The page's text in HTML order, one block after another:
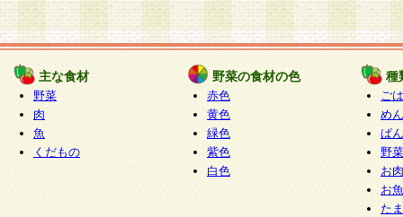
4.本規約は、会員登録希望者による会員登録手続
の当社による会員登録の承認が完了した時点で会
たものとみなされ、会員に対して適用されるもの
5.当社がお聞きする個人情報は、すべて会員登録
で提 供いただいたものと考えております。従っ
自らの個人情報の提供を希望されない場合には、
をお預かりいたしません が、提供されないこと
商品やサービス等をご利用いただけない場合があ
了承ください。
主な食材
野菜
肉
魚
くだもの
野菜の食材の色
赤色
黄色
緑色
紫色
白色
種
ご
めん
ぱん
野
お
お
た